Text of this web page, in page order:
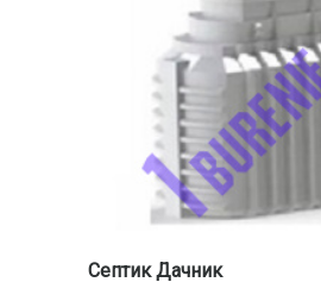
Септик Дачник